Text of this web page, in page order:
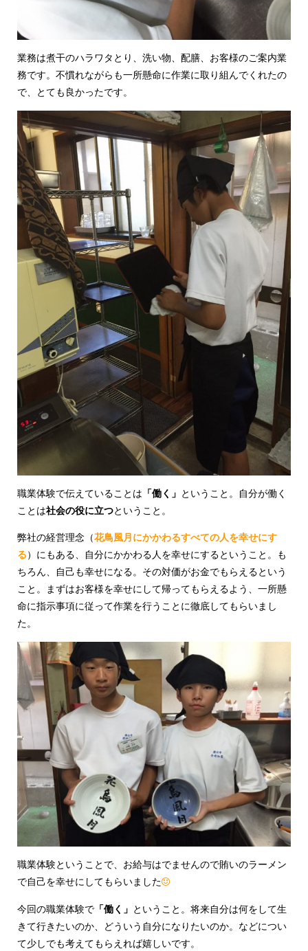
業務は煮干のハラワタとり、洗い物、配膳、お客様のご案内業
務です。不慣れながらも一所懸命に作業に取り組んでくれたの
で、とても良かったです。
職業体験で伝えていることは 「働く」 ということ。自分が働く
ことは社会の役に立つということ。
弊社の経営理念（花鳥風月にかかわるすべての人を幸せにす
る）にもある、自分にかかわる人を幸せにするということ。も
ちろん、自己も幸せになる。その対価がお金でもらえるという
こと。まずはお客様を幸せにして帰ってもらえるよう、一所懸
命に指示事項に従って作業を行うことに徹底してもらいまし
た。
職業体験ということで、お給与はでませんので賄いのラーメン
で自己を幸せにしてもらいました
今回の職業体験で 「働く」 ということ。将来自分は何をして生
きて行きたいのか、どういう自分になりたいのか。などについ
て少しでも考えてもらえれば嬉しいです。